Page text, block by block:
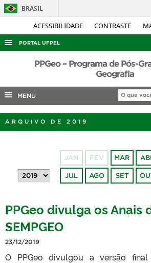
ACESSIBILIDADE CONTRASTE
BRASIL
PORTAL UFPEL
ACESSO À INFORMAÇÃO
COBALTO
CONCURSOS
PORTARIAS
PPGeo – Programa de Pós-
Geografia
MENU
ARQUIVO DE 2019
JAN FEV MAR
JUL AGO SET
PPGeo divulga os Anais
SEMPGEO
23/12/2019
O PPGeo divulgou a versão